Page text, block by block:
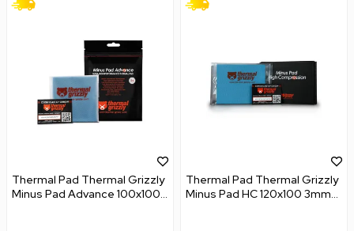
Thermal Pad Thermal Grizzly
Minus Pad Advance 100x100
Thermal Pad Thermal Grizzly
Minus Pad HC 120x100 3mm